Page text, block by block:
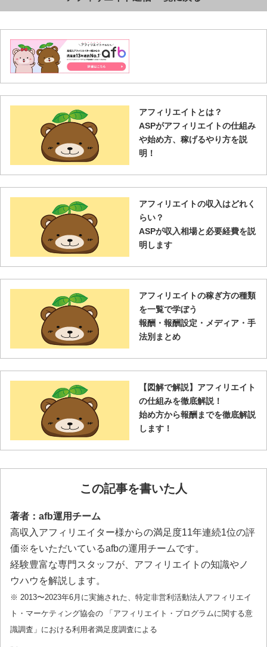
アフィリエイトとは？
ASPがアフィリエイトの仕組み
や始め方、稼げるやり方を説
明！
アフィリエイトの収入はどれく
らい？
ASPが収入相場と必要経費を説
明します
アフィリエイトの稼ぎ方の種類
を一覧で学ぼう
報酬・報酬設定・メディア・手
法別まとめ
【図解で解説】アフィリエイト
の仕組みを徹底解説！
始め方から報酬までを徹底解説
します！
この記事を書いた人
著者：afb運用チーム
高収入アフィリエイター様からの満足度11年連続1位の評
価※をいただいているafbの運用チームです。
経験豊富な専門スタッフが、アフィリエイトの知識やノ
ウハウを解説します。
※ 2013〜2023年6月に実施された、特定非営利活動法人アフィリエイ
ト・マーケティング協会の 「アフィリエイト・プログラムに関する意
識調査」における利用者満足度調査による